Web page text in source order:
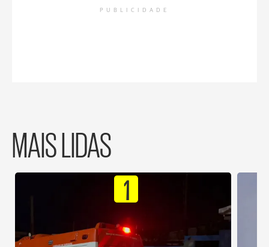
PUBLICIDADE
MAIS LIDAS
1